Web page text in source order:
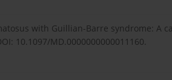
with Guillian-Barre syndrome: A
10.1097/MD.0000000000011160.